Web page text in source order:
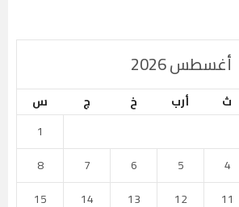
أغسطس 2026
ث أرب خ ج س
1
4
5
6
7
8
11
12
13
14
15